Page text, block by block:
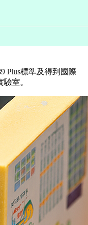
Plus標準及得到國際
室。